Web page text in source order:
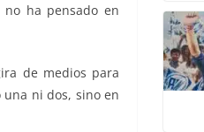
ha pensado en
de medios para
ni dos, sino en